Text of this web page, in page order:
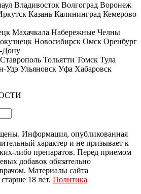
Владивосток Волгоград Воронеж
Казань Калининград Кемерово
Махачкала Набережные Челны
Новосибирск Омск Оренбург
Дону
Тольятти Томск Тула
Удэ Ульяновск Уфа Хабаровск
Информация, опубликованная
характер и не призывает к
либо препаратов. Перед приемом
добавок обязательно
Материалы сайта
18 лет. Политика